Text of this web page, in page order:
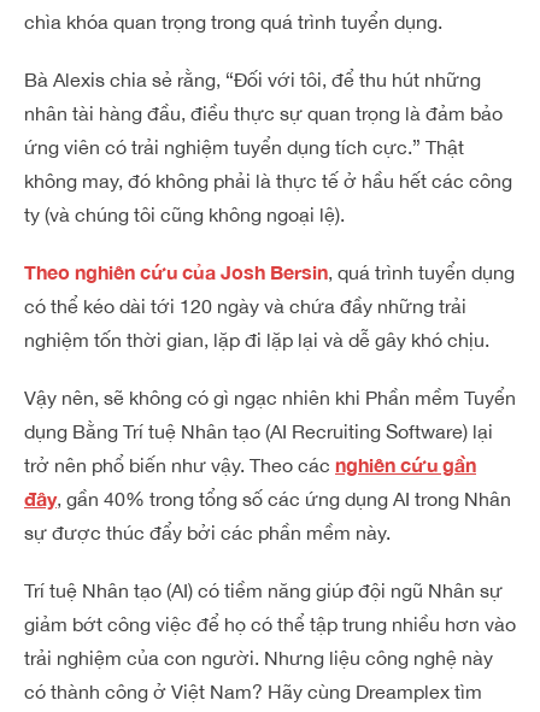
chìa khóa quan trọng trong quá trình tuyển dụng.
Bà Alexis chia sẻ rằng, “Đối với tôi, để thu hút những
nhân tài hàng đầu, điều thực sự quan trọng là đảm bảo
ứng viên có trải nghiệm tuyển dụng tích cực.” Thật
không may, đó không phải là thực tế ở hầu hết các công
ty (và chúng tôi cũng không ngoại lệ).
Theo nghiên cứu của Josh Bersin, quá trình tuyển dụng
có thể kéo dài tới 120 ngày và chứa đầy những trải
nghiệm tốn thời gian, lặp đi lặp lại và dễ gây khó chịu.
Vậy nên, sẽ không có gì ngạc nhiên khi Phần mềm Tuyển
dụng Bằng Trí tuệ Nhân tạo (AI Recruiting Software) lại
trở nên phổ biến như vậy. Theo các nghiên cứu gần
đây, gần 40% trong tổng số các ứng dụng AI trong Nhân
sự được thúc đẩy bởi các phần mềm này.
Trí tuệ Nhân tạo (AI) có tiềm năng giúp đội ngũ Nhân sự
giảm bớt công việc để họ có thể tập trung nhiều hơn vào
trải nghiệm của con người. Nhưng liệu công nghệ này
có thành công ở Việt Nam? Hãy cùng Dreamplex tìm